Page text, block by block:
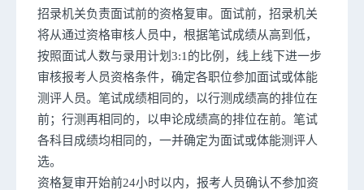
招录机关负责面试前的资格复审。面试前，招录机关
将从通过资格审核人员中，根据笔试成绩从高到低，
按照面试人数与录用计划3:1的比例，线上线下进一步
审核报考人员资格条件，确定各职位参加面试或体能
测评人员。笔试成绩相同的，以行测成绩高的排位在
前；行测再相同的，以申论成绩高的排位在前。笔试
各科目成绩均相同的，一并确定为面试或体能测评人
选。
资格复审开始前24小时以内，报考人员确认不参加资